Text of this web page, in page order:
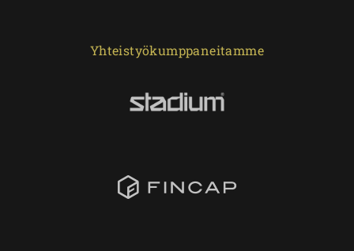
Yhteistyökumppaneitamme